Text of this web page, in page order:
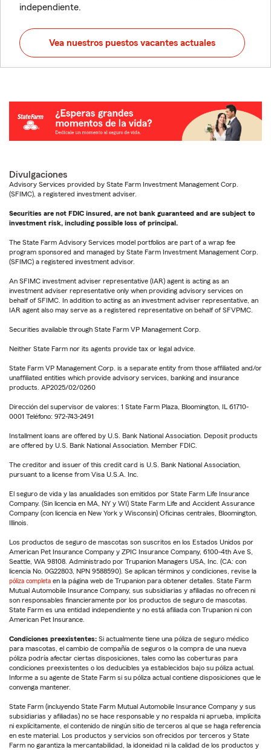
independiente.
Vea nuestros puestos vacantes actuales
Divulgaciones
Advisory Services provided by State Farm Investment Management Corp.
(SFIMC), a registered investment adviser.
Securities are not FDIC insured, are not bank guaranteed and are subject to
investment risk, including possible loss of principal.
The State Farm Advisory Services model portfolios are part of a wrap fee
program sponsored and managed by State Farm Investment Management Corp.
(SFIMC) a registered investment advisor.
An SFIMC investment adviser representative (IAR) agent is acting as an
investment adviser representative only when providing advisory services on
behalf of SFIMC. In addition to acting as an investment adviser representative, an
IAR agent also may serve as a registered representative on behalf of SFVPMC.
Securities available through State Farm VP Management Corp.
Neither State Farm nor its agents provide tax or legal advice.
State Farm VP Management Corp. is a separate entity from those affiliated and/or
unaffiliated entities which provide advisory services, banking and insurance
products. AP2025/02/0260
Dirección del supervisor de valores: 1 State Farm Plaza, Bloomington, IL 61710-
0001 Teléfono: 972-743-2491
Installment loans are offered by U.S. Bank National Association. Deposit products
are offered by U.S. Bank National Association. Member FDIC.
The creditor and issuer of this credit card is U.S. Bank National Association,
pursuant to a license from Visa U.S.A. Inc.
El seguro de vida y las anualidades son emitidos por State Farm Life Insurance
Company. (Sin licencia en MA, NY y WI) State Farm Life and Accident Assurance
Company (con licencia en New York y Wisconsin) Oficinas centrales, Bloomington,
Illinois.
Los productos de seguro de mascotas son suscritos en los Estados Unidos por
American Pet Insurance Company y ZPIC Insurance Company, 6100-4th Ave S,
Seattle, WA 98108. Administrado por Trupanion Managers USA, Inc. (CA: con
licencia No. 0G22803, NPN 9588590). Se aplican términos y condiciones, revise la
póliza completa en la página web de Trupanion para obtener detalles. State Farm
Mutual Automobile Insurance Company, sus subsidiarias y afiliadas no ofrecen ni
son responsables financieramente por los productos de seguro de mascotas.
State Farm es una entidad independiente y no está afiliada con Trupanion ni con
American Pet Insurance.
Condiciones preexistentes: Si actualmente tiene una póliza de seguro médico
para mascotas, el cambio de compañía de seguros o la compra de una nueva
póliza podría afectar ciertas disposiciones, tales como las coberturas para
condiciones preexistentes o los deducibles ya establecidos bajo su póliza actual.
Informe a su agente de State Farm si su póliza actual contiene disposiciones que le
convenga mantener.
State Farm (incluyendo State Farm Mutual Automobile Insurance Company y sus
subsidiarias y afiliadas) no se hace responsable y no respalda ni aprueba, implícita
ni explícitamente, el contenido de ningún sitio de terceros al que se haga referencia
en este material. Los productos y servicios son ofrecidos por terceros y State
Farm no garantiza la mercantabilidad, la idoneidad ni la calidad de los productos y